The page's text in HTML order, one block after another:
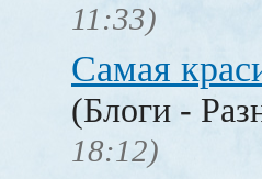
11:33)
Самая
(Блоги -
18:12)